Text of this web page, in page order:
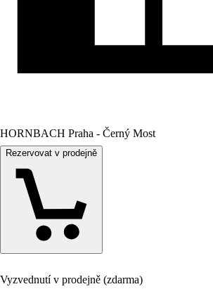
HORNBACH Praha - Černý Most
Rezervovat v prodejně
Vyzvednutí v prodejně (zdarma)